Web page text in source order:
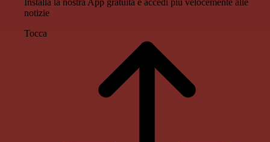
Installa la nostra App gratuita e accedi più velocemente alle
notizie
Tocca